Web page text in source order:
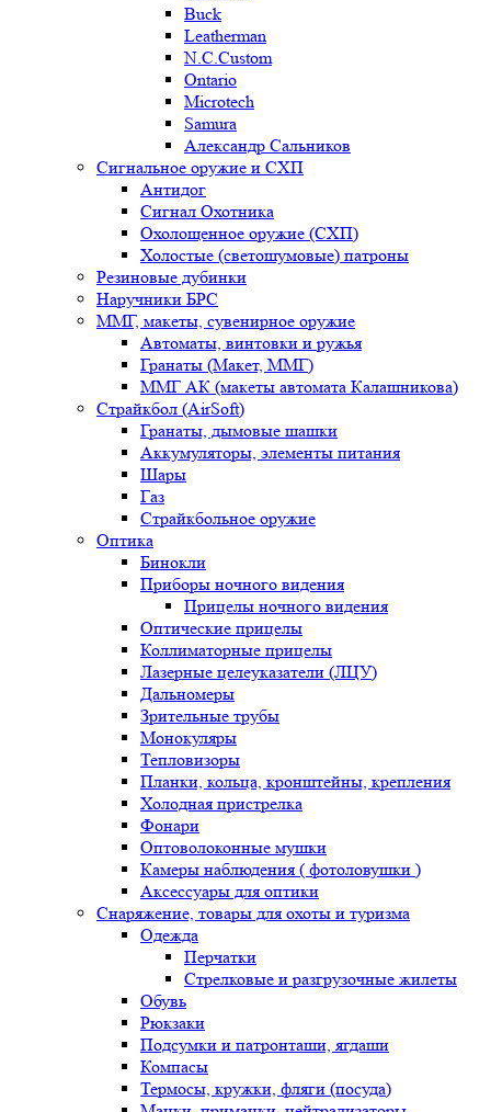
Buck
Leatherman
N.C.Custom
Ontario
Microtech
Samura
Александр Сальников
Сигнальное оружие и СХП
Антидог
Сигнал Охотника
Охолощенное оружие (СХП)
Холостые (светошумовые) патроны
Резиновые дубинки
Наручники БРС
ММГ, макеты, сувенирное оружие
Автоматы, винтовки и ружья
Гранаты (Макет, ММГ)
ММГ АК (макеты автомата Калашникова)
Страйкбол (AirSoft)
Гранаты, дымовые шашки
Аккумуляторы, элементы питания
Шары
Газ
Страйкбольное оружие
Оптика
Бинокли
Приборы ночного видения
Прицелы ночного видения
Оптические прицелы
Коллиматорные прицелы
Лазерные целеуказатели (ЛЦУ)
Дальномеры
Зрительные трубы
Монокуляры
Тепловизоры
Планки, кольца, кронштейны, крепления
Холодная пристрелка
Фонари
Оптоволоконные мушки
Камеры наблюдения ( фотоловушки )
Аксессуары для оптики
Снаряжение, товары для охоты и туризма
Одежда
Перчатки
Стрелковые и разгрузочные жилеты
Обувь
Рюкзаки
Подсумки и патронташи, ягдаши
Компасы
Термосы, кружки, фляги (посуда)